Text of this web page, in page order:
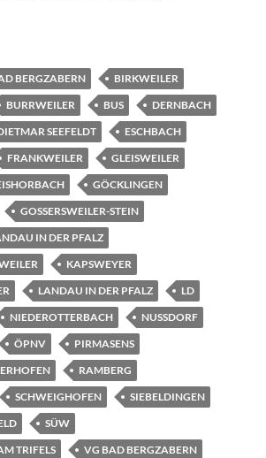
BERGZABERN
BIRKWEILER
BURRWEILER BUS
DERNBACH
SEEFELDT
ESCHBACH
FRANKWEILER
GLEISWEILER
GÖCKLINGEN
GOSSERSWEILER-STEIN
IN DER PFALZ
KAPSWEYER
LANDAU IN DER PFALZ
LD
NIEDEROTTERBACH
NUSSDORF
ÖPNV
PIRMASENS
RAMBERG
SCHWEIGHOFEN
SIEBELDINGEN
SÜW
TRIFELS
VG BAD BERGZABERN